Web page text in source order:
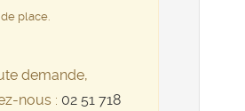
place.
demande,
nous : 02 51 718